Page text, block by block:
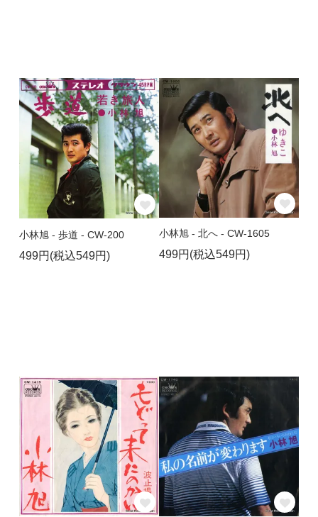
小林旭 - 歩道 - CW-200
499円(税込549円)
小林旭 - 北へ - CW-1605
499円(税込549円)